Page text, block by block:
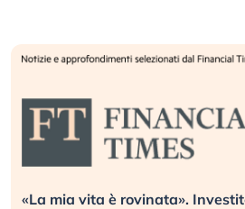
«La mia vita è rovinata».